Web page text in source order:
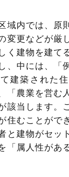
域内では、原
変更などが厳
く建物を建て
、中には、「
建築された
「農業を営む
該当します。
住むことがで
と建物がセッ
「属人性があ